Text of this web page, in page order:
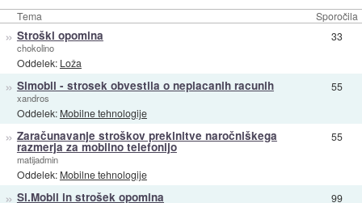
Tema Sporočila
» Stroški opomina
chokolino
Oddelek: Loža
33
» Simobil - strosek obvestila o neplacanih racunih
xandros
Oddelek: Mobilne tehnologije
55
» Zaračunavanje stroškov prekinitve naročniškega
razmerja za mobilno telefonijo
matijadmin
Oddelek: Mobilne tehnologije
55
» Si.Mobil in strošek opomina 99